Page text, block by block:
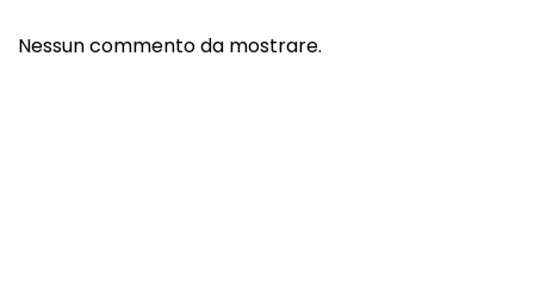
Nessun commento da mostrare.